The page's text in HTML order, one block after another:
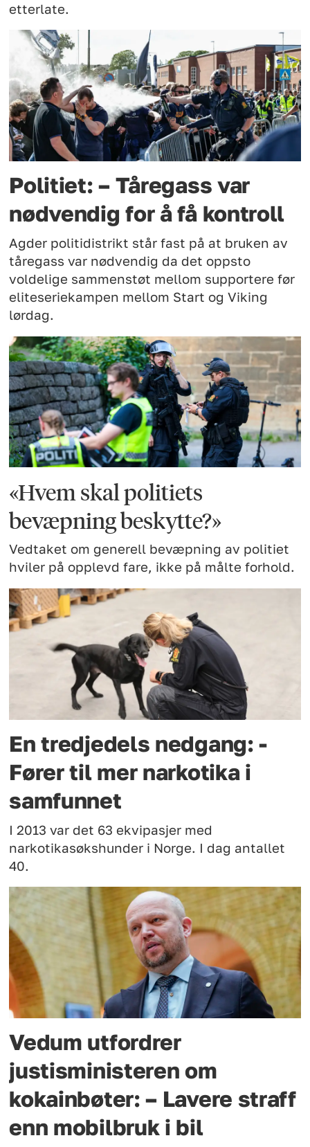
etterlate.
Politiet: – Tåregass var
nødvendig for å få kontroll
Agder politidistrikt står fast på at bruken av
tåregass var nødvendig da det oppsto
voldelige sammenstøt mellom supportere før
eliteseriekampen mellom Start og Viking
lørdag.
«Hvem skal politiets
bevæpning beskytte?»
Vedtaket om generell bevæpning av politiet
hviler på opplevd fare, ikke på målte forhold.
En tredjedels nedgang: -
Fører til mer narkotika i
samfunnet
I 2013 var det 63 ekvipasjer med
narkotikasøkshunder i Norge. I dag antallet
40.
Vedum utfordrer
justisministeren om
kokainbøter: – Lavere straff
enn mobilbruk i bil